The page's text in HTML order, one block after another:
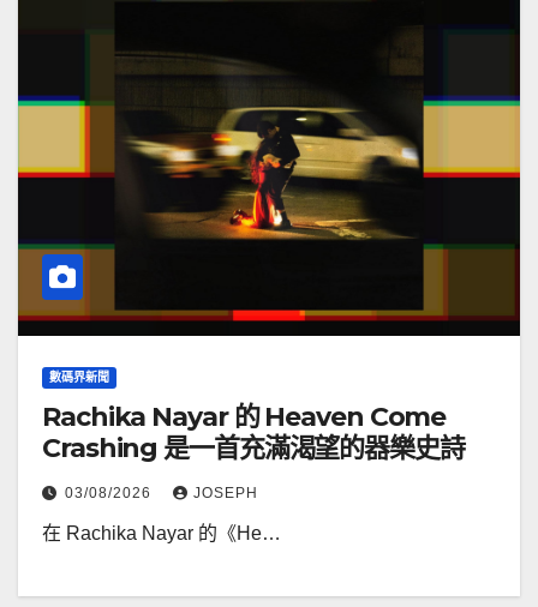
數碼界新聞
Rachika Nayar 的 Heaven Come
Crashing 是一首充滿渴望的器樂史詩
03/08/2026 JOSEPH
在 Rachika Nayar 的《He…